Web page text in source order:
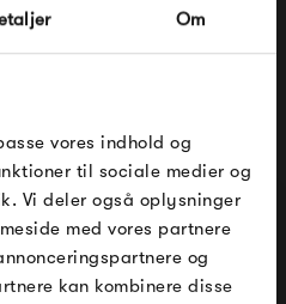
Om
vores indhold og
til sociale medier og
Vi deler også oplysninger
med vores partnere
og
kan kombinere disse
der findes blandt
Silkeborg Uldspinderi
kategori
NÆSTE ORDRE
vi rabatkoden til dig på